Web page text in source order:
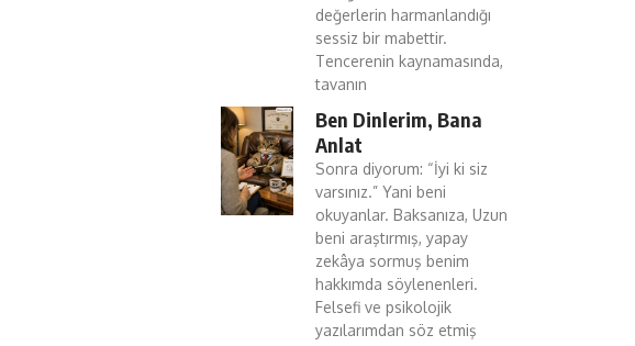
değerlerin harmanlandığı
sessiz bir mabettir.
Tencerenin kaynamasında,
tavanın
Ben Dinlerim, Bana
Anlat
Sonra diyorum: “İyi ki siz
varsınız.” Yani beni
okuyanlar. Baksanıza, Uzun
beni araştırmış, yapay
zekâya sormuş benim
hakkımda söylenenleri.
Felsefi ve psikolojik
yazılarımdan söz etmiş